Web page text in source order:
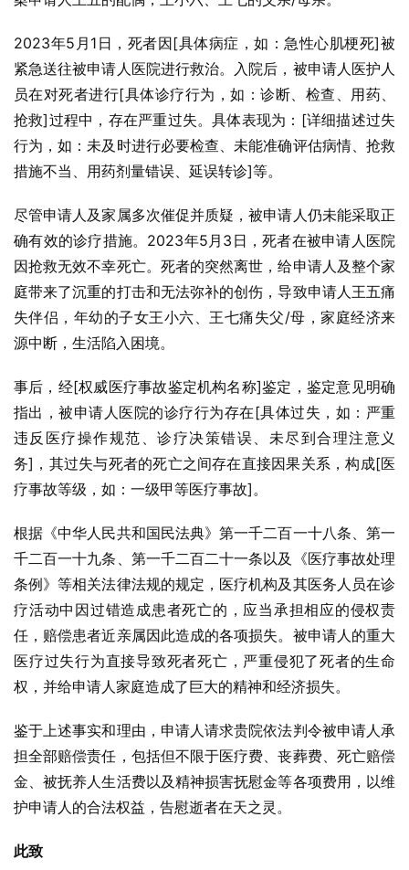
2023年5月1日，死者因[具体病症，如：急性心肌梗死]被
紧急送往被申请人医院进行救治。入院后，被申请人医护人
员在对死者进行[具体诊疗行为，如：诊断、检查、用药、
抢救]过程中，存在严重过失。具体表现为：[详细描述过失
行为，如：未及时进行必要检查、未能准确评估病情、抢救
措施不当、用药剂量错误、延误转诊]等。
尽管申请人及家属多次催促并质疑，被申请人仍未能采取正
确有效的诊疗措施。2023年5月3日，死者在被申请人医院
因抢救无效不幸死亡。死者的突然离世，给申请人及整个家
庭带来了沉重的打击和无法弥补的创伤，导致申请人王五痛
失伴侣，年幼的子女王小六、王七痛失父/母，家庭经济来
源中断，生活陷入困境。
事后，经[权威医疗事故鉴定机构名称]鉴定，鉴定意见明确
指出，被申请人医院的诊疗行为存在[具体过失，如：严重
违反医疗操作规范、诊疗决策错误、未尽到合理注意义
务]，其过失与死者的死亡之间存在直接因果关系，构成[医
疗事故等级，如：一级甲等医疗事故]。
根据《中华人民共和国民法典》第一千二百一十八条、第一
千二百一十九条、第一千二百二十一条以及《医疗事故处理
条例》等相关法律法规的规定，医疗机构及其医务人员在诊
疗活动中因过错造成患者死亡的，应当承担相应的侵权责
任，赔偿患者近亲属因此造成的各项损失。被申请人的重大
医疗过失行为直接导致死者死亡，严重侵犯了死者的生命
权，并给申请人家庭造成了巨大的精神和经济损失。
鉴于上述事实和理由，申请人请求贵院依法判令被申请人承
担全部赔偿责任，包括但不限于医疗费、丧葬费、死亡赔偿
金、被抚养人生活费以及精神损害抚慰金等各项费用，以维
护申请人的合法权益，告慰逝者在天之灵。
此致